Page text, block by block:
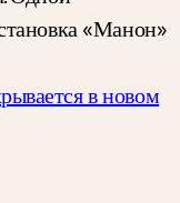
«Манон»
в новом